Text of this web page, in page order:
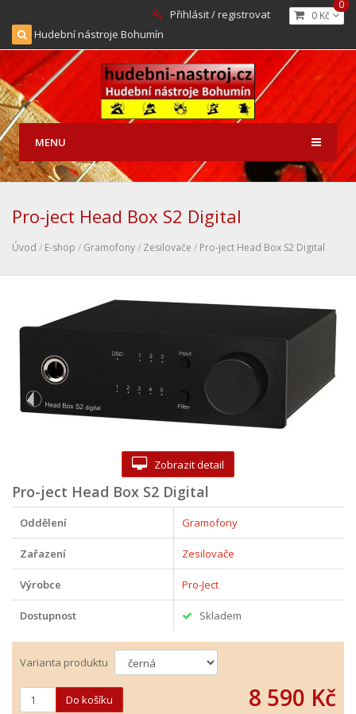
0 Kč
0
Přihlásit / registrovat
Hudební nástroje Bohumín
MENU
Pro-ject Head Box S2 Digital
Úvod / E-shop / Gramofony/ Zesilovače / Pro-ject Head Box S2 Digital
Zobrazit detail
Pro-ject Head Box S2 Digital
Oddělení Gramofony
Zařazení Zesilovače
Výrobce Pro-Ject
Dostupnost Skladem
Varianta produktu
8 590 Kč